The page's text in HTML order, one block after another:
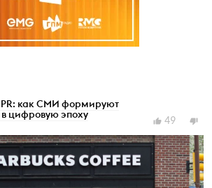
как СМИ формируют
цифровую эпоху
49